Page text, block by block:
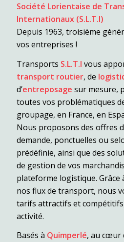
Société Lorientaise de
Internationaux (S.L.T.I)
Depuis 1963, troisième
vos entreprises !
Transports S.L.T.I vous
transport routier, de
d’entreposage sur mesure,
toutes vos problématiques
groupage, en France, en
Nous proposons des offres
demande, ponctuelles ou
prédéfinie, ainsi que des
de gestion de vos
plateforme logistique. Grâce
nos flux de transport, nous
tarifs attractifs et
activité.
Basés à Quimperlé, au cœur